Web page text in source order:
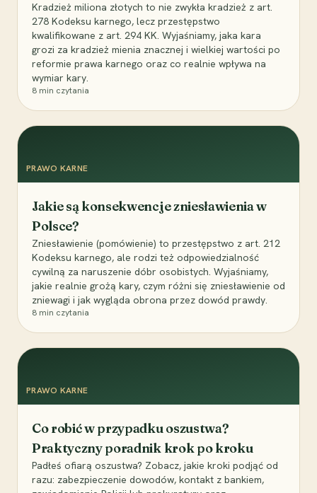
Kradzież miliona złotych to nie zwykła kradzież z art.
278 Kodeksu karnego, lecz przestępstwo
kwalifikowane z art. 294 KK. Wyjaśniamy, jaka kara
grozi za kradzież mienia znacznej i wielkiej wartości po
reformie prawa karnego oraz co realnie wpływa na
wymiar kary.
8 min czytania
PRAWO KARNE
Jakie są konsekwencje zniesławienia w
Polsce?
Zniesławienie (pomówienie) to przestępstwo z art. 212
Kodeksu karnego, ale rodzi też odpowiedzialność
cywilną za naruszenie dóbr osobistych. Wyjaśniamy,
jakie realnie grożą kary, czym różni się zniesławienie od
zniewagi i jak wygląda obrona przez dowód prawdy.
8 min czytania
PRAWO KARNE
Co robić w przypadku oszustwa?
Praktyczny poradnik krok po kroku
Padłeś ofiarą oszustwa? Zobacz, jakie kroki podjąć od
razu: zabezpieczenie dowodów, kontakt z bankiem,